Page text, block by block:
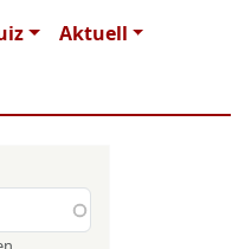
Aktuell